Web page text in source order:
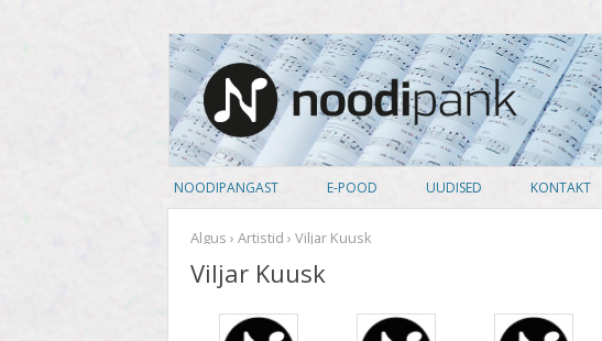
Noodipank
noodipank.ee
NOODIPANGAST
TUTVUSTUS
KASUTAJA LEPING
KUIDAS NOOTI OSTA
E-POOD
PEALKIRJAD
ARTISTID
UUDISED KONTAKT
Algus › Artistid › Viljar Kuusk
Viljar Kuusk